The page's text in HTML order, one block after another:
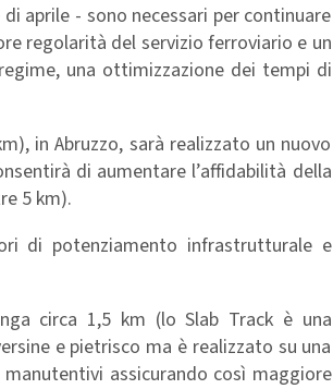
aprile - sono necessari per continuare
regolarità del servizio ferroviario e un
una ottimizzazione dei tempi di
in Abruzzo, sarà realizzato un nuovo
di aumentare l’affidabilità della
5 km).
di potenziamento infrastrutturale e
circa 1,5 km (lo Slab Track è una
e pietrisco ma è realizzato su una
assicurando così maggiore